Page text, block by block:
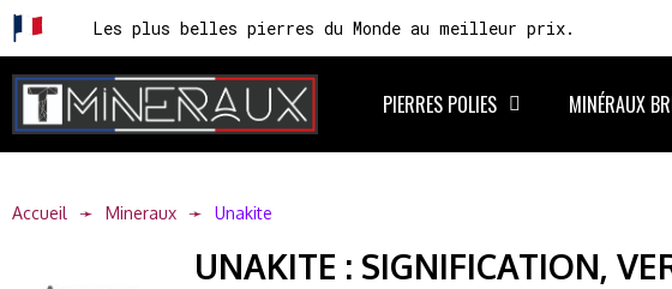
Les plus belles pierres du Monde au meilleur prix.
PIERRES POLIES MINÉRAUX
Accueil Mineraux Unakite
UNAKITE : SIGNIFICATION,